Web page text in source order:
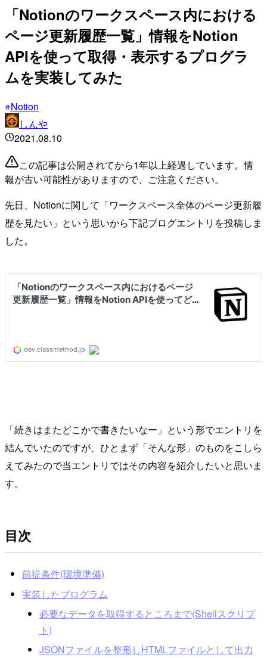
「Notionのワークスペース内における
ページ更新履歴一覧」情報をNotion
APIを使って取得・表示するプログラ
ムを実装してみた
Notion
しんや
2021.08.10
この記事は公開されてから1年以上経過しています。情
報が古い可能性がありますので、ご注意ください。
先日、Notionに関して「ワークスペース全体のページ更新履
歴を見たい」という思いから下記ブログエントリを投稿しま
した。
「続きはまたどこかで書きたいなー」という形でエントリを
結んでいたのですが、ひとまず「そんな形」のものをこしら
えてみたので当エントリではその内容を紹介したいと思いま
す。
目次
前提条件(環境準備)
実装したプログラム
必要なデータを取得するところまで(Shellスクリプ
ト)
JSONファイルを整形しHTMLファイルとして出力